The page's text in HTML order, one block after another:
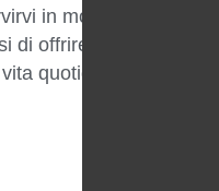
in modo affidabile
di offrire soluzioni
quotidiana dei